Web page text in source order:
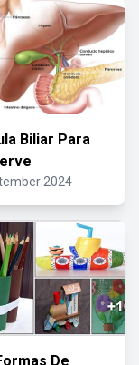
Biliar Para
2024
De